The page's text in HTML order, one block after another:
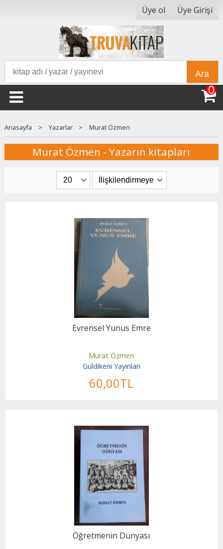
Üye ol Üye Girişi
Ara
0
Anasayfa > Yazarlar > Murat Özmen
Murat Özmen - Yazarın kitapları
Evrensel Yunus Emre
Murat Özmen
Güldikeni Yayınları
60,00TL
Öğretmenin Dünyası